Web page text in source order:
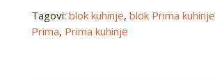
Tagovi: blok kuhinje, blok Prima kuhinje
Prima, Prima kuhinje